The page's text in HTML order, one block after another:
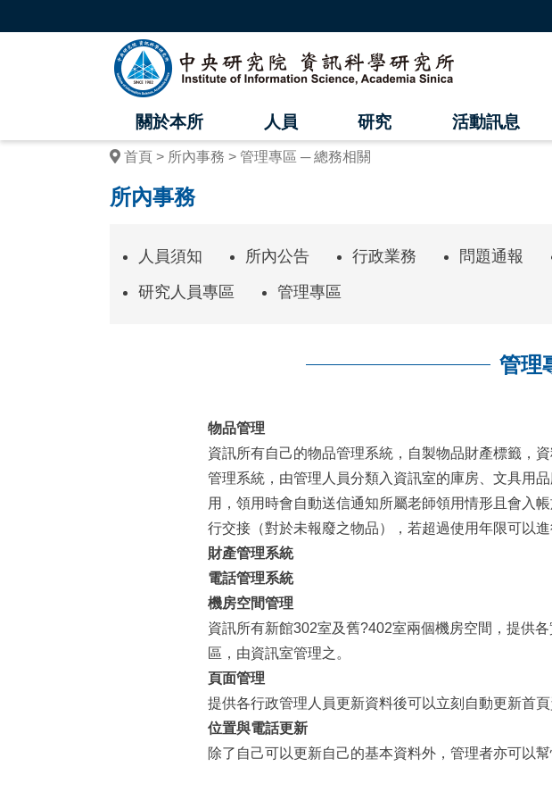
中
央
研
究
資
學
關於本所 人員 研究 活動訊息
首頁 所內事務 管理專區 ─ 總務相關
所內事務
人員須知 所內公告 行政業務 問題通報
研究人員專區
管理專區
管理
物品管理
資訊所有自己的物品管理系統，自製物品財產標籤，
管理系統，由管理人員分類入資訊室的庫房、文具用
用，領用時會自動送信通知所屬老師領用情形且會入
行交接（對於未報廢之物品），若超過使用年限可以進
財產管理系統
電話管理系統
機房空間管理
資訊所有新館302室及舊?402室兩個機房空間，提供
區，由資訊室管理之。
頁面管理
提供各行政管理人員更新資料後可以立刻自動更新首
位置與電話更新
除了自己可以更新自己的基本資料外，管理者亦可以